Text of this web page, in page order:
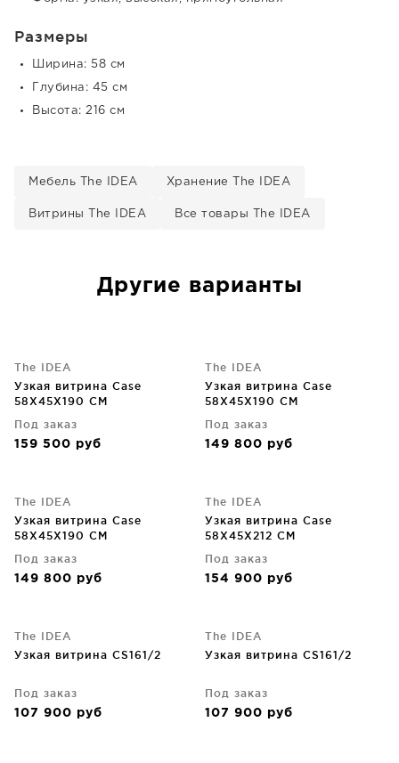
Размеры
Ширина: 58 см
Глубина: 45 см
Высота: 216 см
Мебель The IDEA Хранение The IDEA
Витрины The IDEA Все товары The IDEA
Другие варианты
The IDEA
Узкая витрина Case
58X45X190 CM
Под заказ
159 500 руб
The IDEA
Узкая витрина Case
58X45X190 CM
Под заказ
149 800 руб
The IDEA
Узкая витрина Case
58X45X190 CM
Под заказ
149 800 руб
The IDEA
Узкая витрина Case
58X45X212 CM
Под заказ
154 900 руб
The IDEA
Узкая витрина CS161/2
Под заказ
107 900 руб
The IDEA
Узкая витрина CS161/2
Под заказ
107 900 руб